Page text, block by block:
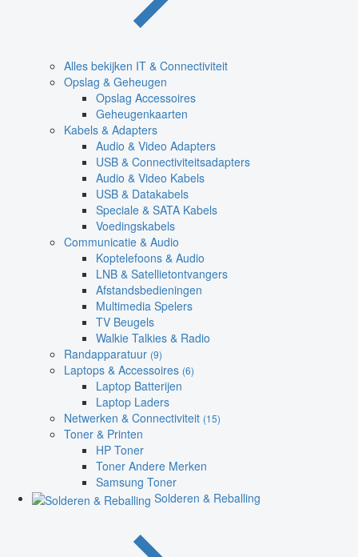
Alles bekijken IT & Connectiviteit
Opslag & Geheugen
Opslag Accessoires
Geheugenkaarten
Kabels & Adapters
Audio & Video Adapters
USB & Connectiviteitsadapters
Audio & Video Kabels
USB & Datakabels
Speciale & SATA Kabels
Voedingskabels
Communicatie & Audio
Koptelefoons & Audio
LNB & Satellietontvangers
Afstandsbedieningen
Multimedia Spelers
TV Beugels
Walkie Talkies & Radio
Randapparatuur (9)
Laptops & Accessoires (6)
Laptop Batterijen
Laptop Laders
Netwerken & Connectiviteit (15)
Toner & Printen
HP Toner
Toner Andere Merken
Samsung Toner
Solderen & Reballing